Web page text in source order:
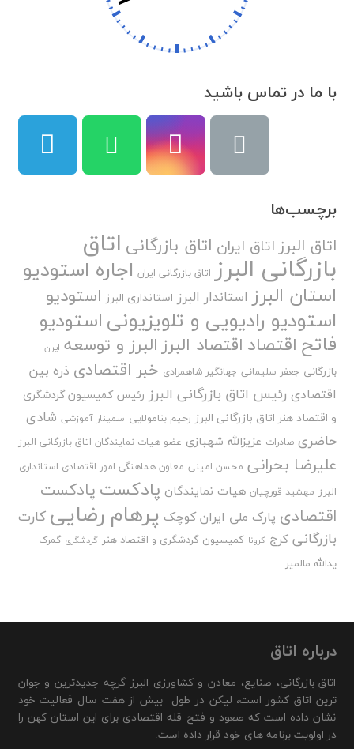
با ما در تماس باشید
برچسب‌ها
اتاق البرزاتاق ایران اتاق بازرگانی اتاق
بازرگانی البرز اتاق بازرگانی ایران اجاره استودیو
استان البرز استاندار البرز استانداری البرز استودیو
استودیو رادیویی و تلویزیونیاستودیو
فاتح اقتصاد اقتصاد البرزالبرز و توسعه ایران
بازرگانی جعفر سلیمانی جهانگیر شاهمرادی خبر اقتصادی ذره بین
اقتصادی رئیس اتاق بازرگانی البرز رئیس کمیسیون گردشگری
و اقتصاد هنر اتاق بازرگانی البرز رحیم بنامولایی سمینار آموزشی شادی
حاضری صادرات عزیزالله شهبازی عضو هیات نمایندگان اتاق بازرگانی البرز
علیرضا بحرانی محسن امینی معاون هماهنگی امور اقتصادی استانداری
البرز مهشید قورچیان هیات نمایندگان پادکست پادکست
اقتصادی پارک ملی ایران کوچک پرهام رضایی کارت
بازرگانی کرج کرونا کمیسیون گردشگری و اقتصاد هنر گردشگری گمرک
یدالله مالمیر
درباره اتاق
اتاق بازرگانی، صنایع، معادن و کشاورزی البرز گرچه جدیدترین و جوان
ترین اتاق کشور است، لیکن در طول بیش از هفت سال فعالیت خود
نشان داده است که صعود و فتح قله اقتصادی برای این استان کهن را
در اولویت برنامه های خود قرار داده است.